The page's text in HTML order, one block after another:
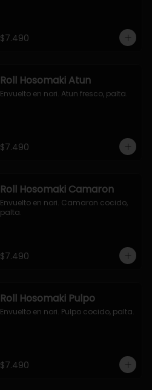
$7.490
Roll Hosomaki Atun
Envuelto en nori. Atun fresco, palta.
$7.490
Roll Hosomaki Camaron
Envuelto en nori. Camaron cocido,
palta.
$7.490
Roll Hosomaki Pulpo
Envuelto en nori. Pulpo cocido, palta.
$7.490